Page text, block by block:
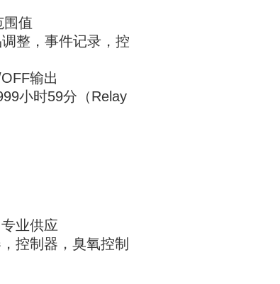
围值
整，事件记录，控
输出
小时59分（Relay
业供应
控制器，臭氧控制